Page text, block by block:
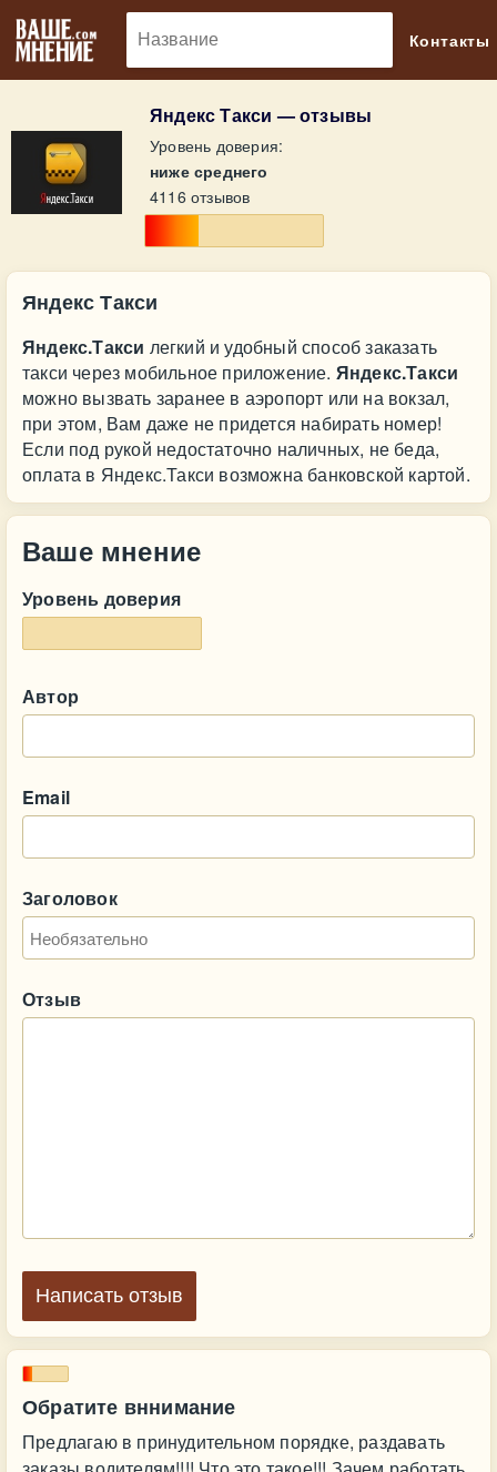
Контакты
Яндекс Такси — отзывы
Уровень доверия:
ниже среднего
4116 отзывов
Обратите вннимание
Предлагаю в принудительном порядке, раздавать
Яндекс Такси
Яндекс.Такси легкий и удобный способ заказать
такси через мобильное приложение. Яндекс.Такси
можно вызвать заранее в аэропорт или на вокзал,
при этом, Вам даже не придется набирать номер!
Если под рукой недостаточно наличных, не беда,
оплата в Яндекс.Такси возможна банковской картой.
Ваше мнение
Уровень доверия
Автор
Email
Заголовок
Отзыв
Написать отзыв